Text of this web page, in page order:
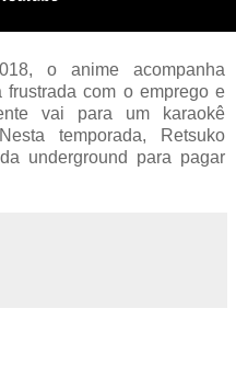
o anime acompanha
frustrada com o emprego e
vai para um karaokê
temporada, Retsuko
underground para pagar